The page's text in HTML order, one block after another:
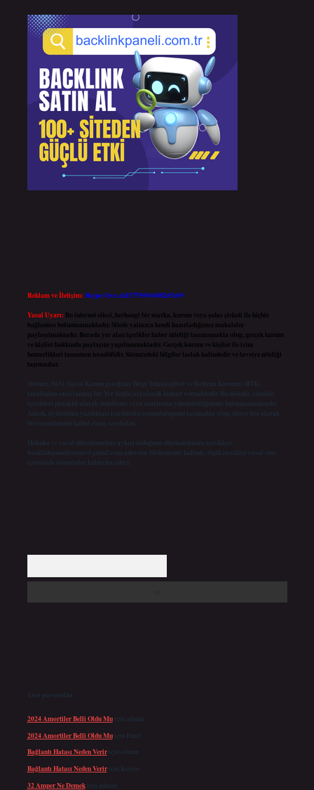
Reklam ve İletişim:Skype: live:.cid.575569c608265c69
Yasal Uyarı: Bu internet sitesi, herhangi bir marka, kurum veya şahıs şirketi ile hiçbir
bağlantısı bulunmamaktadır. Sitede yalnızca kendi hazırladığımız makaleler
paylaşılmaktadır. Burada yer alan içerikler haber niteliği taşımamakta olup, gerçek kurum
ve kişiler hakkında paylaşım yapılmamaktadır. Gerçek kurum ve kişiler ile isim
benzerlikleri tamamen tesadüfidir. Sitemizdeki bilgiler taslak halindedir ve tavsiye niteliği
taşımazlar.
Sitemiz, 5651 Sayılı Kanun gereğince Bilgi Teknolojileri ve İletişim Kurumu (BTK)
tarafından onaylanmış bir Yer Sağlayıcı olarak hizmet vermektedir. Bu nedenle, sitedeki
içerikleri proaktif olarak denetleme veya araştırma yükümlülüğümüz bulunmamaktadır.
Ancak, üyelerimiz yazdıkları içeriklerin sorumluluğunu taşımakta olup, siteye üye olarak
bu sorumluluğu kabul etmiş sayılırlar.
Hukuka ve yasal düzenlemelere aykırı olduğunu düşündüğünüz içerikleri,
backlinkpanelicomtr@gmail.com adresine bildirmeniz halinde, ilgili içerikler yasal süre
içerisinde sitemizden kaldırılacaktır.
Son yorumlar
2024 Amortiler Belli Oldu Muiçin admin
2024 Amortiler Belli Oldu Muiçin Emel
Bağlantı Hatası Neden Veririçin admin
Bağlantı Hatası Neden Veririçin Kerem
32 Amper Ne Demekiçin admin